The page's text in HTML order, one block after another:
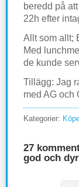
beredd på
22h efter
Allt som allt;
Med
de kunde
Tillägg: Jag
med AG och
Kategorier:
27
god och